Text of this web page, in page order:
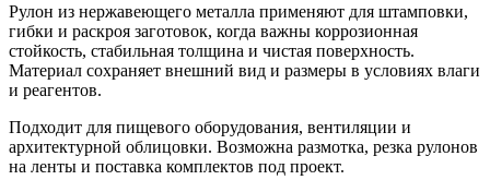
Рулон из нержавеющего металла применяют для штамповки,
гибки и раскроя заготовок, когда важны коррозионная
стойкость, стабильная толщина и чистая поверхность.
Материал сохраняет внешний вид и размеры в условиях влаги
и реагентов.
Подходит для пищевого оборудования, вентиляции и
архитектурной облицовки. Возможна размотка, резка рулонов
на ленты и поставка комплектов под проект.